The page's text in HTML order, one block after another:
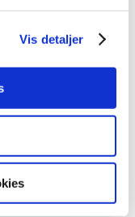
Vis detaljer